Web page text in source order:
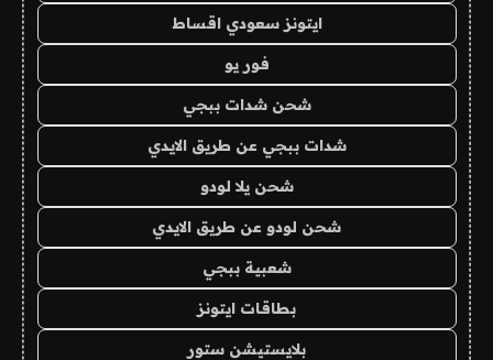
ايتونز سعودي اقساط
فور يو
شحن شدات ببجي
شدات ببجي عن طريق الايدي
شحن يلا لودو
شحن لودو عن طريق الايدي
شعبية ببجي
بطاقات ايتونز
بلايستيشن ستور